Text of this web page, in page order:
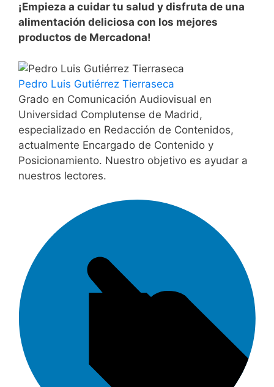
¡Empieza a cuidar tu salud y disfruta de una
alimentación deliciosa con los mejores
productos de Mercadona!
Pedro Luis Gutiérrez Tierraseca
Grado en Comunicación Audiovisual en
Universidad Complutense de Madrid,
especializado en Redacción de Contenidos,
actualmente Encargado de Contenido y
Posicionamiento. Nuestro objetivo es ayudar a
nuestros lectores.